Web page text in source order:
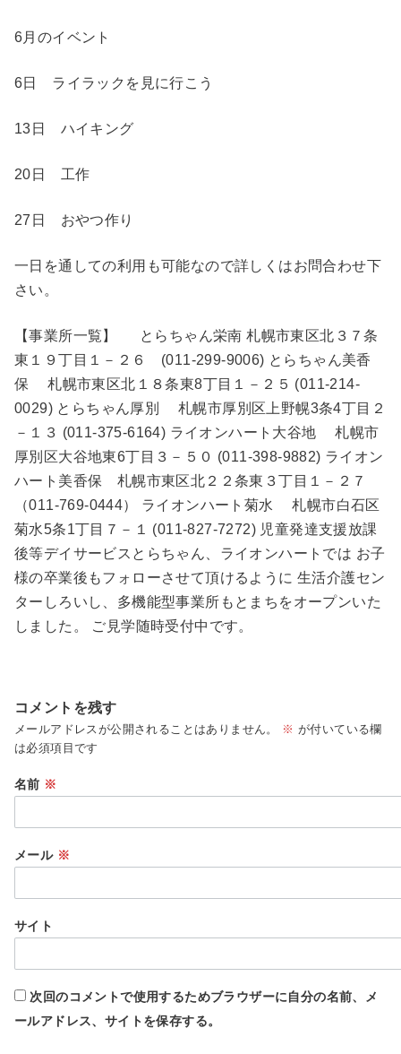
6月のイベント
6日 ライラックを見に行こう
13日 ハイキング
20日 工作
27日 おやつ作り
一日を通しての利用も可能なので詳しくはお問合わせ下
さい。
【事業所一覧】 とらちゃん栄南 札幌市東区北３７条
東１９丁目１－２６ (011-299-9006) とらちゃん美香
保 札幌市東区北１８条東8丁目１－２５ (011-214-
0029) とらちゃん厚別 札幌市厚別区上野幌3条4丁目２
－１３ (011-375-6164) ライオンハート大谷地 札幌市
厚別区大谷地東6丁目３－５０ (011-398-9882) ライオン
ハート美香保 札幌市東区北２２条東３丁目１－２７
（011-769-0444） ライオンハート菊水 札幌市白石区
菊水5条1丁目７－１ (011-827-7272) 児童発達支援放課
後等デイサービスとらちゃん、ライオンハートでは お子
様の卒業後もフォローさせて頂けるように 生活介護セン
ターしろいし、多機能型事業所もとまちをオープンいた
しました。 ご見学随時受付中です。
コメントを残す
メールアドレスが公開されることはありません。 ※ が付いている欄
は必須項目です
名前 ※
メール ※
サイト
次回のコメントで使用するためブラウザーに自分の名前、メ
ールアドレス、サイトを保存する。